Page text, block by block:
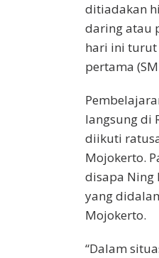
ditiadakan
daring atau
hari ini turut
pertama
langsung di
diikuti
Mojokerto.
disapa Ning
yang
Mojokerto.
“Dalam